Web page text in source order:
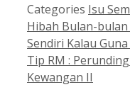
Categories Isu
Hibah Bulan-bulan
Sendiri Kalau
Tip RM :
Kewangan II